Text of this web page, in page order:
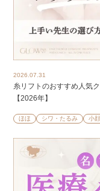
2026.07.31
糸リフトのおすすめ人気
【2026年】
ほほ シワ・たるみ 小